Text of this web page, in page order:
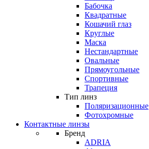
Бабочка
Квадратные
Кошачий глаз
Круглые
Маска
Нестандартные
Овальные
Прямоугольные
Спортивные
Трапеция
Тип линз
Поляризационные
Фотохромные
Контактные линзы
Бренд
ADRIA